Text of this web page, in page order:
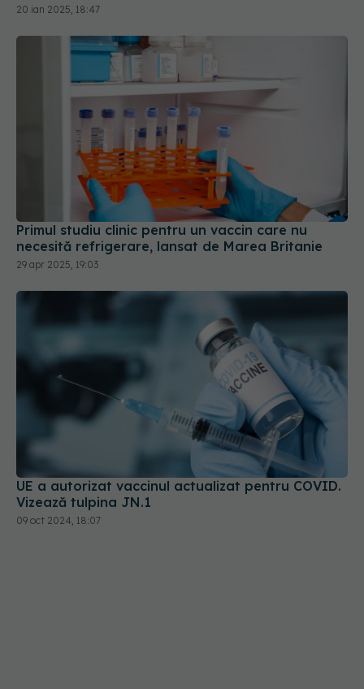
Primul studiu clinic pentru un vaccin care nu
necesită refrigerare, lansat de Marea Britanie
29 apr 2025, 19:03
UE a autorizat vaccinul actualizat pentru COVID.
09 oct 2024, 18:07